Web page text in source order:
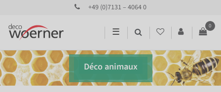
+49 (0)7131 – 4064 0
☰
0
Déco animaux